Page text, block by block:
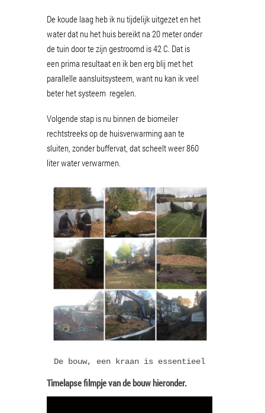
De koude laag heb ik nu tijdelijk uitgezet en het
water dat nu het huis bereikt na 20 meter onder
de tuin door te zijn gestroomd is 42 C. Dat is
een prima resultaat en ik ben erg blij met het
parallelle aansluitsysteem, want nu kan ik veel
beter het systeem regelen.
Volgende stap is nu binnen de biomeiler
rechtstreeks op de huisverwarming aan te
sluiten, zonder buffervat, dat scheelt weer 860
liter water verwarmen.
De bouw, een kraan is essentieel
Timelapse filmpje van de bouw hieronder.